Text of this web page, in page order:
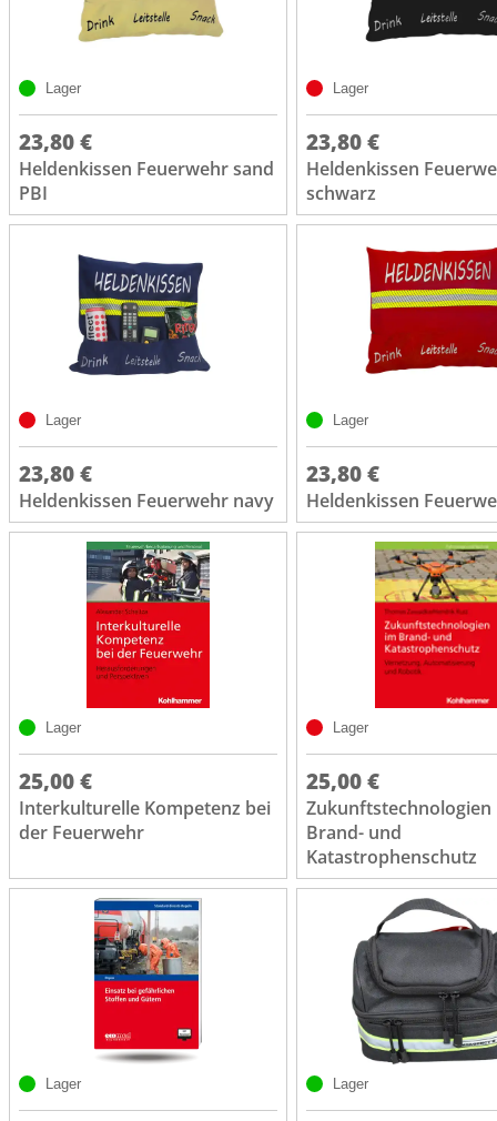
Lager
23,80 €
Heldenkissen Feuerwehr sand
PBI
Lager
23,80 €
Heldenkissen
schwarz
Lager
23,80 €
Heldenkissen Feuerwehr navy
Lager
23,80 €
Heldenkissen
Lager
25,00 €
Interkulturelle Kompetenz bei
der Feuerwehr
Lager
25,00 €
Zukunftstechnologien
Brand- und
Katastrophenschutz
Lager Lager